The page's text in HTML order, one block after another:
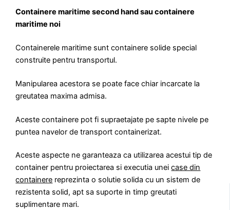
Containere maritime second hand sau containere
maritime noi
Containerele maritime sunt containere solide special
construite pentru transportul.
Manipularea acestora se poate face chiar incarcate la
greutatea maxima admisa.
Aceste containere pot fi supraetajate pe sapte nivele pe
puntea navelor de transport containerizat.
Aceste aspecte ne garanteaza ca utilizarea acestui tip de
container pentru proiectarea si executia uneicase din
containere reprezinta o solutie solida cu un sistem de
rezistenta solid, apt sa suporte in timp greutati
suplimentare mari.